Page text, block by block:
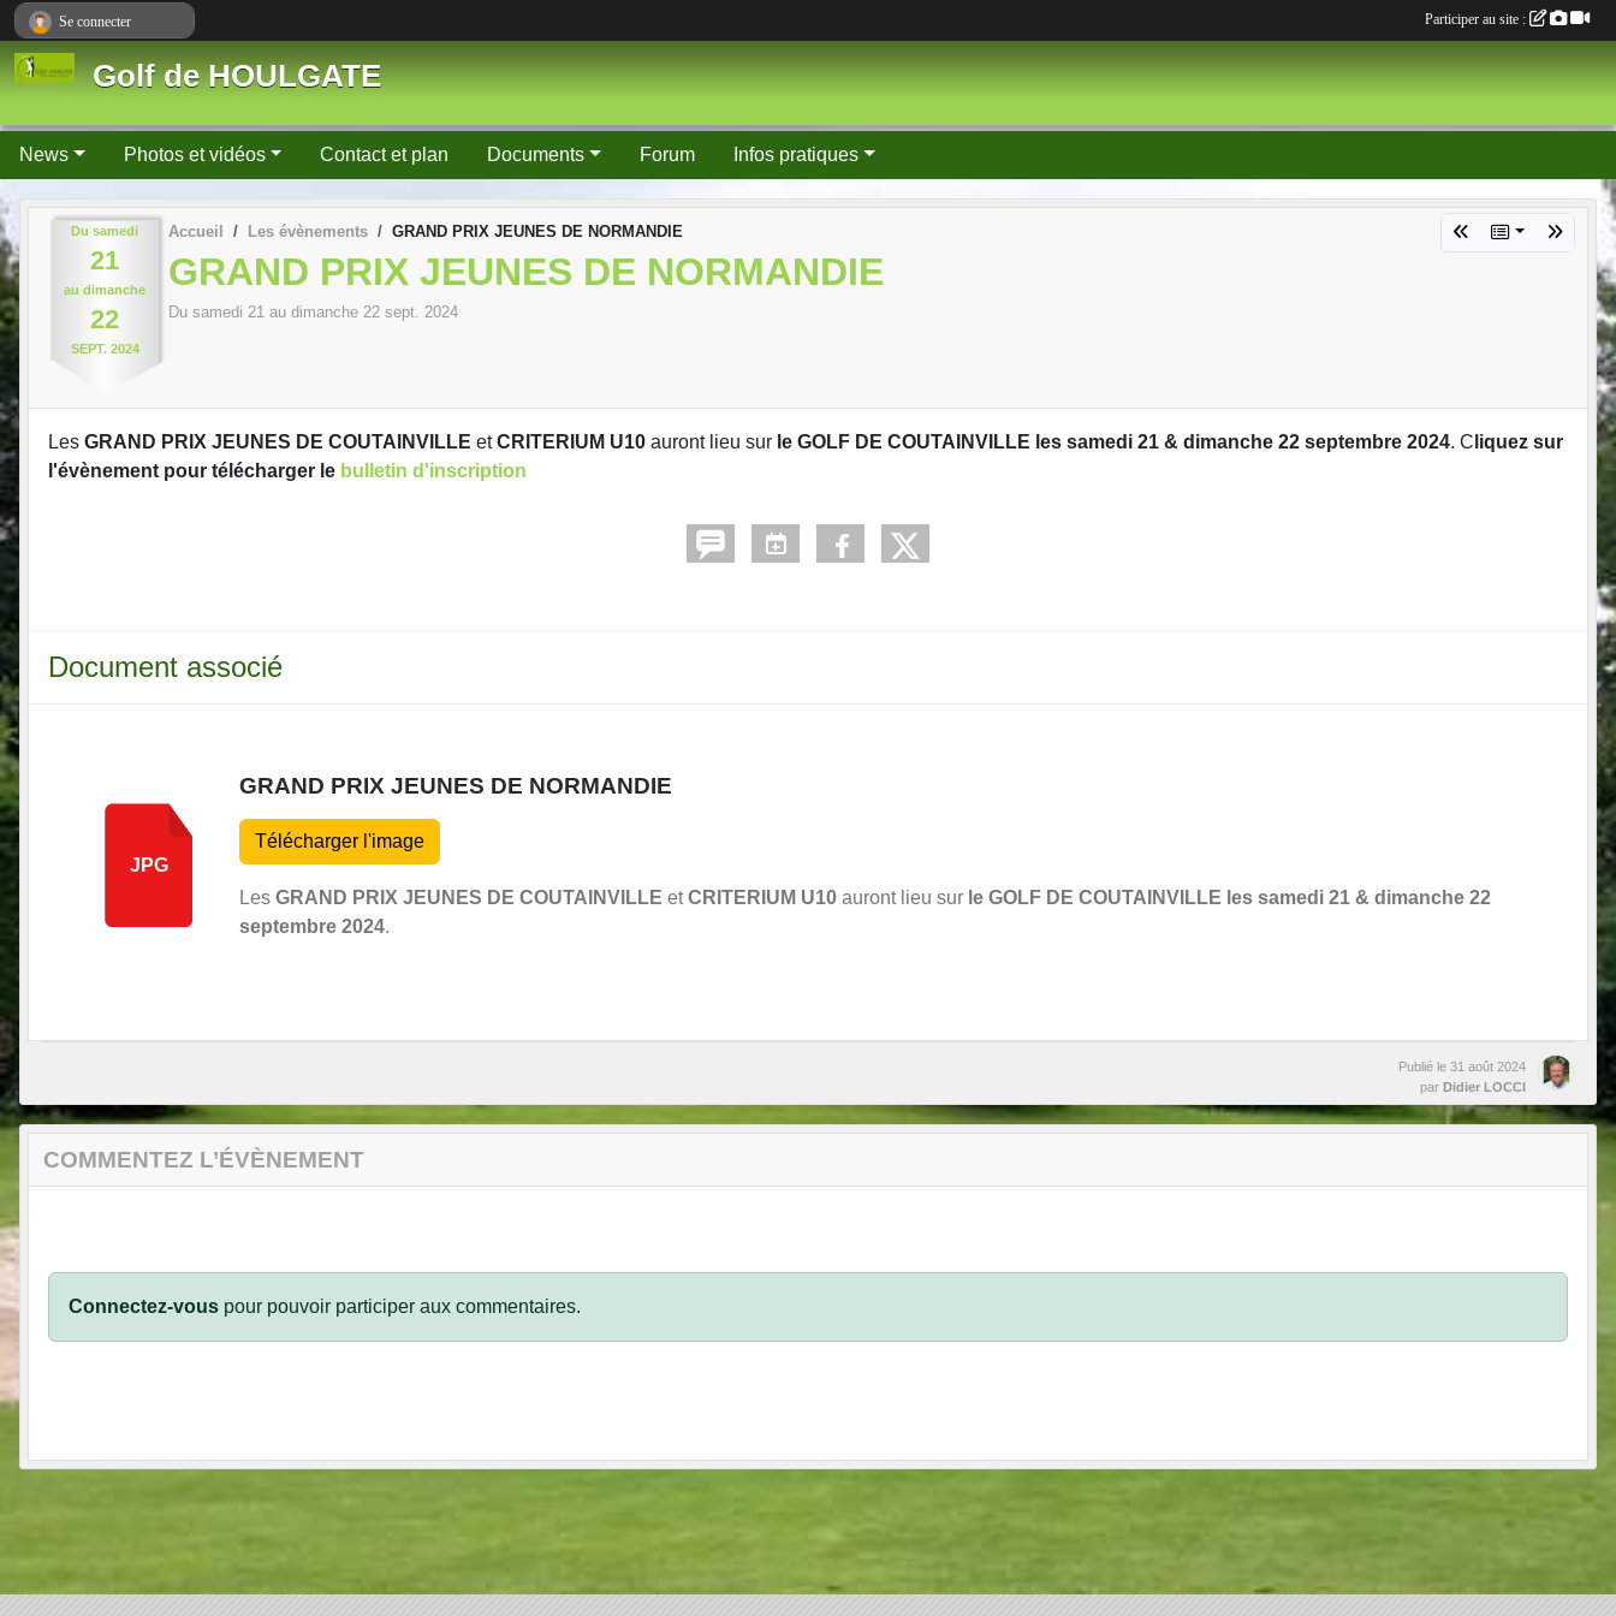
Golf de HOULGATE
News Photos et vidéos Contact et plan Documents Forum Infos pratiques
Du samedi
21
au dimanche
22
SEPT. 2024
Accueil Les évènements GRAND PRIX JEUNES DE NORMANDIE
GRAND PRIX JEUNES DE NORMANDIE
Du samedi 21 au dimanche 22 sept. 2024
Les GRAND PRIX JEUNES DE COUTAINVILLE etCRITERIUM U10 auront lieu sur le GOLF DE COUTAINVILLE les samedi 21 & dimanche 22 septembre 2024. C liquez sur
l'évènement pour télécharger le bulletin d'inscription
Document associé
JPG
GRAND PRIX JEUNES DE NORMANDIE
Télécharger l'image
Les GRAND PRIX JEUNES DE COUTAINVILLE etCRITERIUM U10 auront lieu sur le GOLF DE COUTAINVILLE les samedi 21 & dimanche 22
septembre 2024.
Publié le 31 août 2024
par Didier LOCCI
COMMENTEZ L’ÉVÈNEMENT
Connectez-vous pour pouvoir participer aux commentaires.
Se connecter Participer au site :
Panneau de gestion des cookies